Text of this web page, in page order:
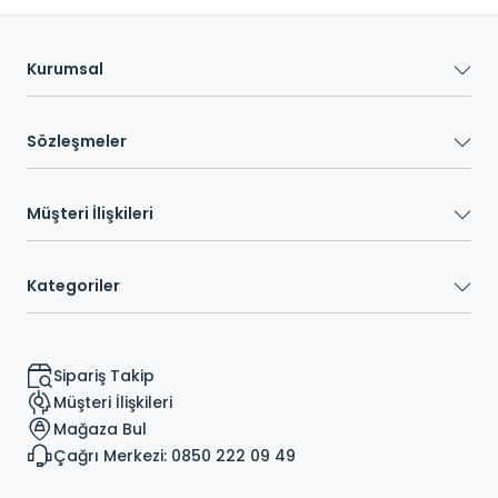
Kurumsal
Sözleşmeler
Müşteri İlişkileri
Kategoriler
Sipariş Takip
Müşteri İlişkileri
Mağaza Bul
Çağrı Merkezi: 0850 222 09 49